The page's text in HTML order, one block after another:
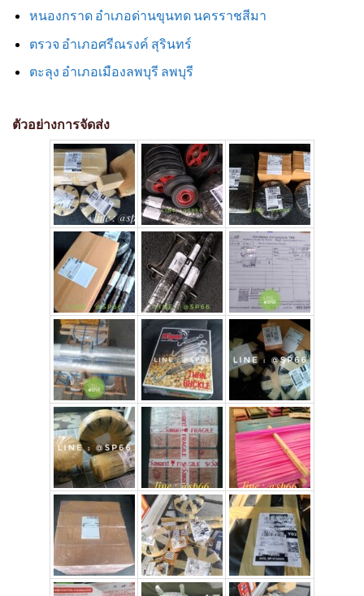
หนองกราด อำเภอด่านขุนทด นครราชสีมา
ตรวจ อำเภอศรีณรงค์ สุรินทร์
ตะลุง อำเภอเมืองลพบุรี ลพบุรี
ตัวอย่างการจัดส่ง